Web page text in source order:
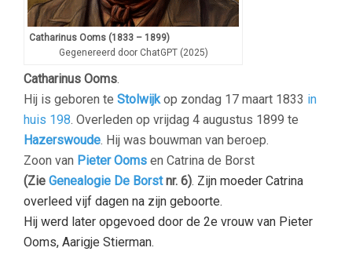
Catharinus Ooms (1833 – 1899)
Gegenereerd door ChatGPT (2025)
Catharinus Ooms.
Hij is geboren te Stolwijkop zondag 17 maart 1833 in
huis 198. Overleden op vrijdag 4 augustus 1899 te
Hazerswoude. Hij was bouwman van beroep.
Zoon van Pieter Ooms en Catrina de Borst
(Zie Genealogie De Borstnr. 6). Zijn moeder Catrina
overleed vijf dagen na zijn geboorte.
Hij werd later opgevoed door de 2e vrouw van Pieter
Ooms, Aarigje Stierman.